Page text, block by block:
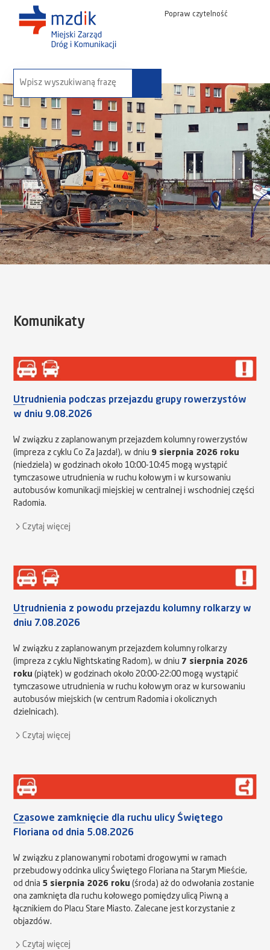
Popraw czytelność
wyszukaj na stronie:
Komunikaty
Utrudnienia podczas przejazdu grupy rowerzystów
w dniu 9.08.2026
W związku z zaplanowanym przejazdem kolumny rowerzystów
(impreza z cyklu Co Za Jazda!), w dniu 9 sierpnia 2026 roku
(niedziela) w godzinach około 10:00-10:45 mogą wystąpić
tymczasowe utrudnienia w ruchu kołowym i w kursowaniu
autobusów komunikacji miejskiej w centralnej i wschodniej części
Radomia.
Czytaj więcej
Utrudnienia z powodu przejazdu kolumny rolkarzy w
dniu 7.08.2026
W związku z zaplanowanym przejazdem kolumny rolkarzy
(impreza z cyklu Nightskating Radom), w dniu 7 sierpnia 2026
roku (piątek) w godzinach około 20:00-22:00 mogą wystąpić
tymczasowe utrudnienia w ruchu kołowym oraz w kursowaniu
autobusów miejskich (w centrum Radomia i okolicznych
dzielnicach).
Czytaj więcej
Czasowe zamknięcie dla ruchu ulicy Świętego
Floriana od dnia 5.08.2026
W związku z planowanymi robotami drogowymi w ramach
przebudowy odcinka ulicy Świętego Floriana na Starym Mieście,
od dnia 5 sierpnia 2026 roku (środa) aż do odwołania zostanie
ona zamknięta dla ruchu kołowego pomiędzy ulicą Piwną a
łącznikiem do Placu Stare Miasto. Zalecane jest korzystanie z
objazdów.
Czytaj więcej